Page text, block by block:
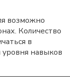
возможно
Количество
в
навыков